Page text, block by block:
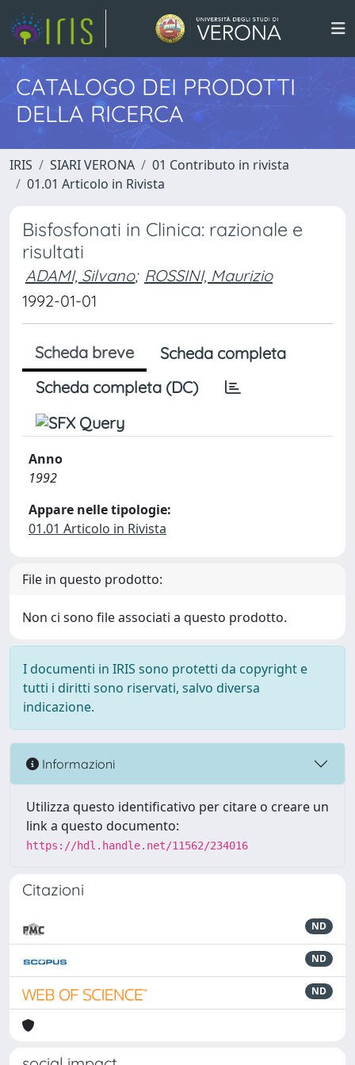
CATALOGO DEI PRODOTTI
DELLA RICERCA
IRIS SIARI VERONA
01 Contributo in rivista
01.01 Articolo in Rivista
Bisfosfonati in Clinica: razionale e
risultati
ADAMI, Silvano; ROSSINI, Maurizio
1992-01-01
Scheda breve
Scheda completa
Scheda completa (DC)
Anno
1992
Appare nelle tipologie:
01.01 Articolo in Rivista
File in questo prodotto:
Non ci sono file associati a questo prodotto.
I documenti in IRIS sono protetti da copyright e
tutti i diritti sono riservati, salvo diversa
indicazione.
Informazioni
Utilizza questo identificativo per citare o creare un
link a questo documento:
https://hdl.handle.net/11562/234016
Citazioni
ND
ND
ND